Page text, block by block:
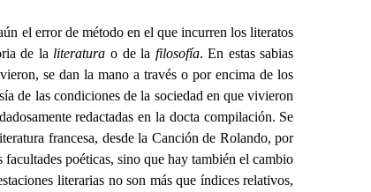
el error de método en el que incurren los literatos
de la literatura o de la filosofía. En estas sabias
se dan la mano a través o por encima de los
de las condiciones de la sociedad en que vivieron
redactadas en la docta compilación. Se
francesa, desde la Canción de Rolando, por
poéticas, sino que hay también el cambio
literarias no son más que índices relativos,